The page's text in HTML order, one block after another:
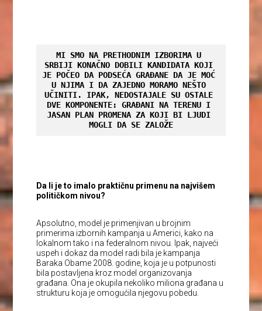
MI SMO NA PRETHODNIM IZBORIMA U
SRBIJI KONAČNO DOBILI KANDIDATA KOJI
JE POČEO DA PODSEĆA GRAĐANE DA JE MOĆ
U NJIMA I DA ZAJEDNO MORAMO NEŠTO
UČINITI. IPAK, NEDOSTAJALE SU OSTALE
DVE KOMPONENTE: GRAĐANI NA TERENU I
JASAN PLAN PROMENA ZA KOJI BI LJUDI
MOGLI DA SE ZALOŽE
Da li je to imalo praktičnu primenu na najvišem
političkom nivou?
Apsolutno, model je primenjivan u brojnim
primerima izbornih kampanja u Americi, kako na
lokalnom tako i na federalnom nivou. Ipak, najveći
uspeh i dokaz da model radi bila je kampanja
Baraka Obame 2008. godine, koja je u potpunosti
bila postavljena kroz model organizovanja
građana. Ona je okupila nekoliko miliona građana u
strukturu koja je omogućila njegovu pobedu.